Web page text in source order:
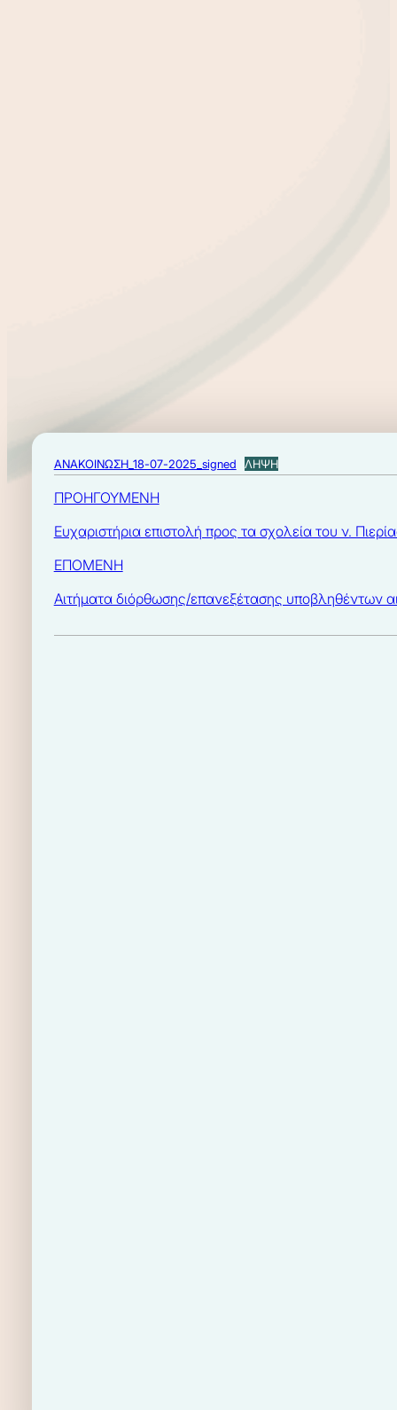
ΑΝΑΚΟΙΝΩΣΗ_18-07-2025_signed ΛΗΨΗ
ΠΡΟΗΓΟΥΜΕΝΗ
Ευχαριστήρια επιστολή προς τα σχολεία του ν.
ΕΠΟΜΕΝΗ
Αιτήματα διόρθωσης/επανεξέτασης υποβληθέντων